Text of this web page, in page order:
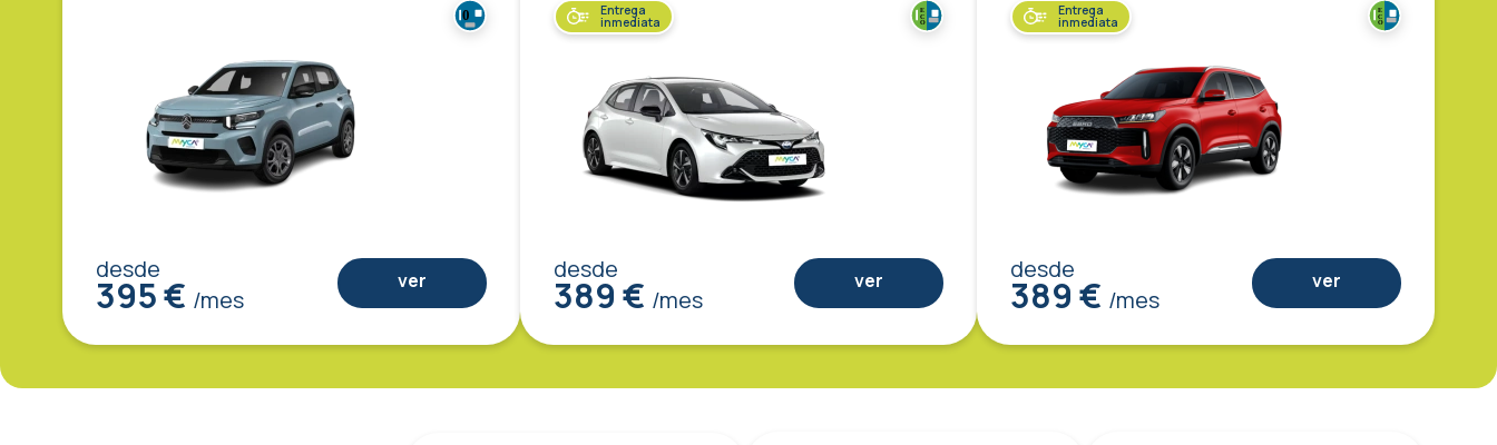
desde
395 € /mes
ver
Entrega
inmediata
desde
389 € /mes
ver
Entrega
inmediata
desde
389 € /mes
ver